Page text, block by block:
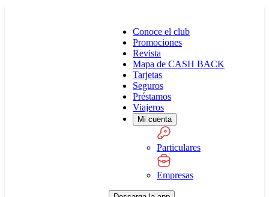
Conoce el club
Promociones
Revista
Mapa de CASH BACK
Tarjetas
Seguros
Préstamos
Viajeros
Mi cuenta
Particulares
Empresas